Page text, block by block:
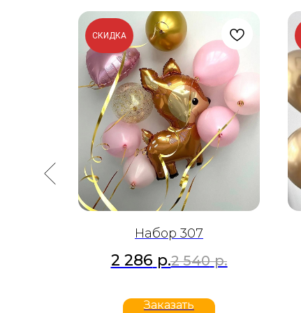
СКИДКА
Набор 307
2 286 р.2 540 р.
Заказать